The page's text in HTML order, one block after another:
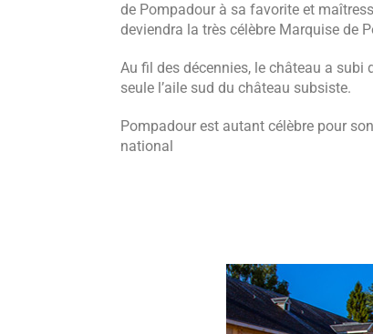
de Pompadour à sa favorite et
deviendra la très célèbre Marquise de
Au fil des décennies, le château a subi
seule l’aile sud du château subsiste.
Pompadour est autant célèbre pour
national